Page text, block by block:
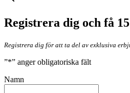
Registrera dig och få
Registrera dig för att ta del av exklusiva
”*” anger obligatoriska fält
Namn